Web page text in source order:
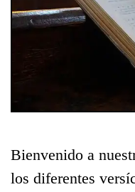
Bienvenido a
los diferentes